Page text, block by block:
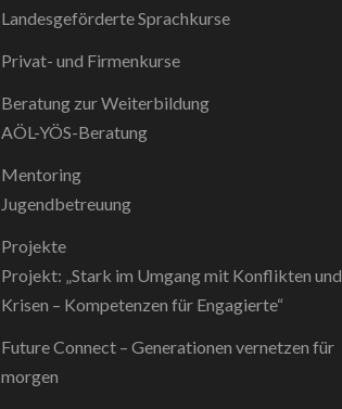
Landesgeförderte Sprachkurse
Privat- und Firmenkurse
Beratung zur Weiterbildung
AÖL-YÖS-Beratung
Mentoring
Jugendbetreuung
Projekte
Projekt: „Stark im Umgang mit Konflikten und
Krisen – Kompetenzen für Engagierte“
Future Connect – Generationen vernetzen für
morgen